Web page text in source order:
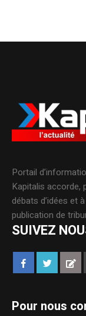
Portail
Kapitalis accorde,
débats d’idées et
publication de
SUIVEZ
Pour nous